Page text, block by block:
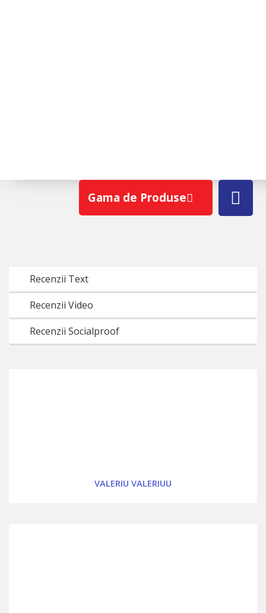
Gama de Produse
Recenzii Text
Recenzii Video
Recenzii Socialproof
VALERIU VALERIUU